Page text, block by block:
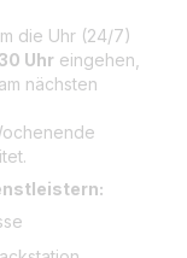
die Uhr (24/7)
Uhr eingehen,
nächsten